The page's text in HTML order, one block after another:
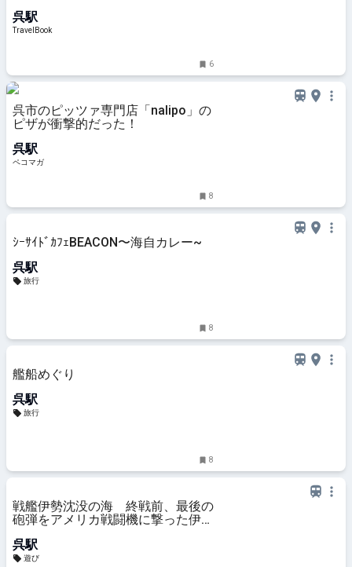
(TravelBook)
呉駅
TravelBook
6
呉市のピッツァ専門店「nalipo」の
ピザが衝撃的だった！
呉駅
ペコマガ
8
ｼｰｻｲﾄﾞｶﾌｪBEACON〜海自カレー~
呉駅
旅行
8
艦船めぐり
呉駅
旅行
8
戦艦伊勢沈没の海 終戦前、最後の
砲弾をアメリカ戦闘機に撃った伊勢
呉駅
遊び